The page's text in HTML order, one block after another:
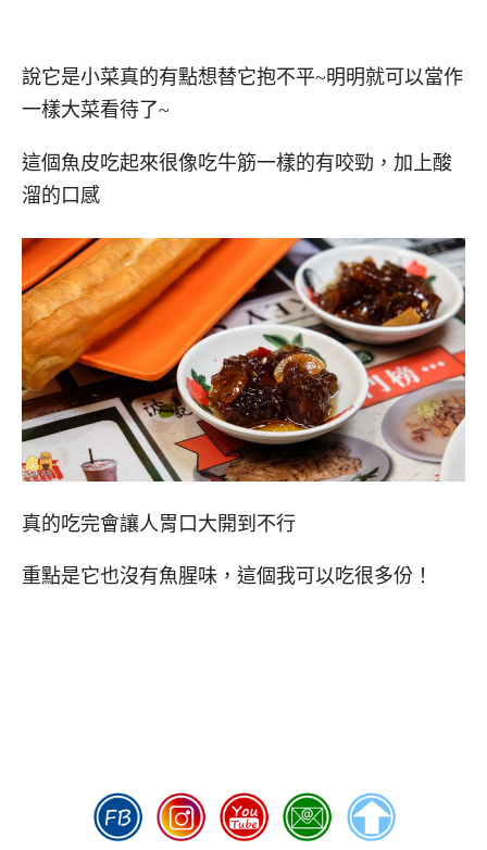
說它是小菜真的有點想替它抱不平~明明就可以當作
一樣大菜看待了~
這個魚皮吃起來很像吃牛筋一樣的有咬勁，加上酸
溜的口感
真的吃完會讓人胃口大開到不行
重點是它也沒有魚腥味，這個我可以吃很多份！